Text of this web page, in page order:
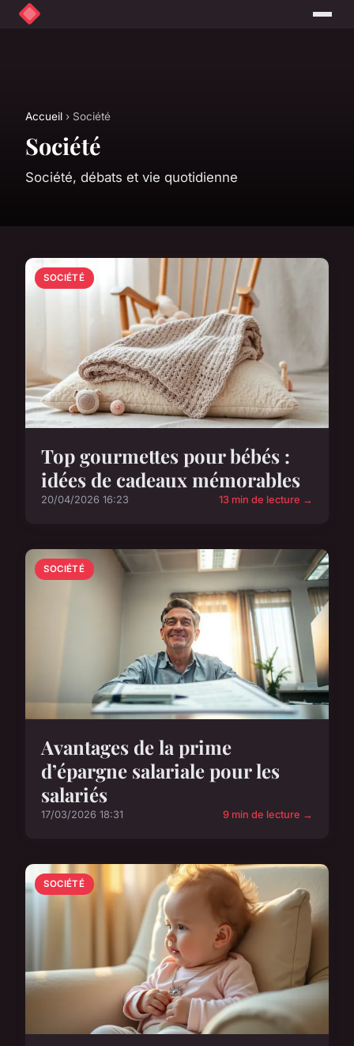
Accueil › Société
Société
Société, débats et vie quotidienne
SOCIÉTÉ
Top gourmettes pour bébés :
idées de cadeaux mémorables
20/04/2026 16:23 13 min de lecture →
SOCIÉTÉ
Avantages de la prime
d’épargne salariale pour les
salariés
17/03/2026 18:31 9 min de lecture →
SOCIÉTÉ